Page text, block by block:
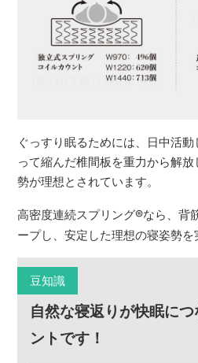
ぐっすり眠るためには、日中活
って縮んだ椎間板を重力から解
勢が理想とされています。
高密度連続スプリング®なら、背
ープし、安定した理想の寝姿勢を
豆知識
自然な寝返りが快眠に
ントです！